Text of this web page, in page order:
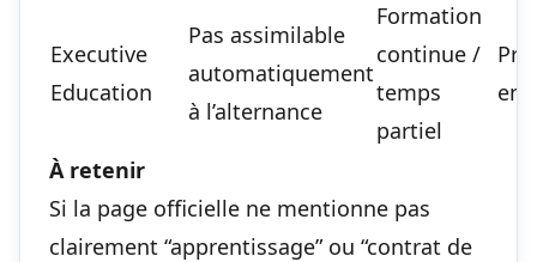
Executive
Education
Pas assimilable
automatiquement
à l’alternance
Formation
continue /
temps
partiel
en
À retenir
Si la page officielle ne mentionne pas
clairement “apprentissage” ou “contrat de